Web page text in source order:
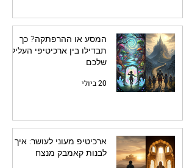
המסע או ההרפתקה? כך
תבדילו בין ארכיטיפי העלילה
שלכם
20 ביולי
ארכיטיפ מעוני לעושר: איך
לבנות קאמבק מנצח